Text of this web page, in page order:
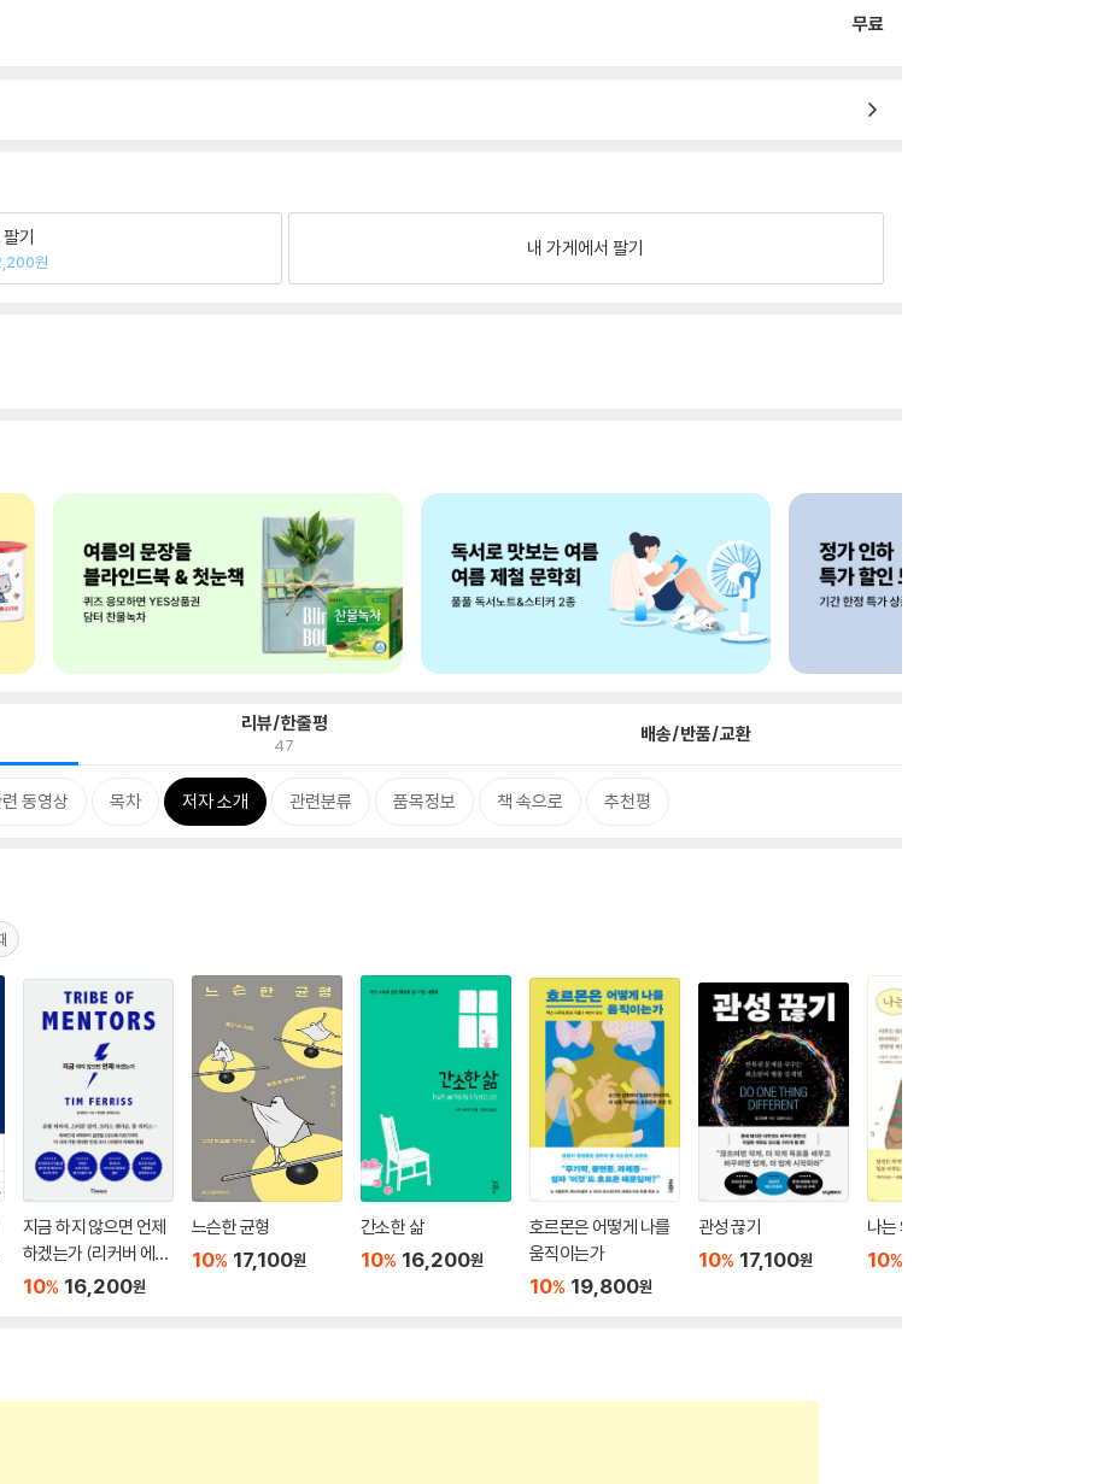
무료
기
원
내 가게에서 팔기
리뷰/한줄평
47 배송/반품/교환
동영상 목차 저자 소개 관련분류 품목정보 책 속으로 추천평
지금 하지 않으면 언제
하겠는가 (리커버 에디
션)
10% 16,200원
느슨한 균형
10% 17,100원
간소한 삶
10% 16,200원
호르몬은 어떻게 나를
움직이는가
10% 19,800원
관성 끊기
10% 17,100원
나는 왜 꾸물거릴까?
10%